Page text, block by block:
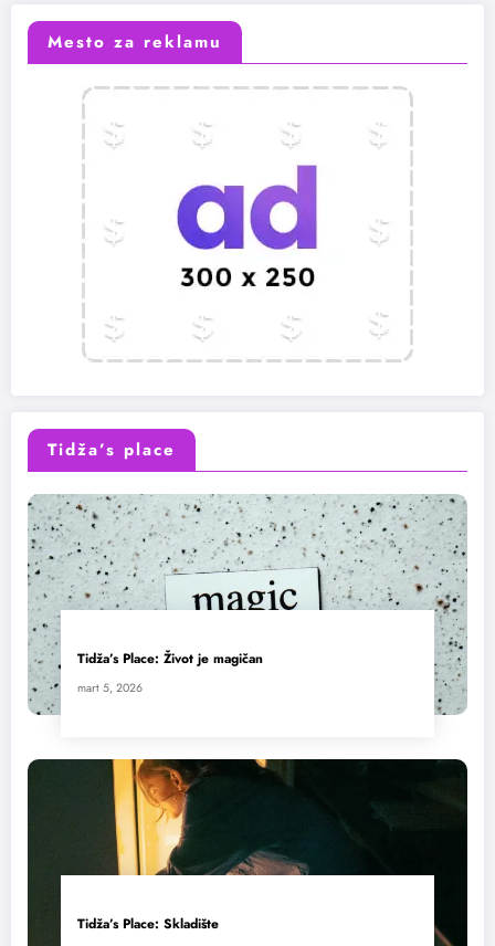
Mesto za reklamu
Tidža’s place
Tidža’s Place: Život je magičan
mart 5, 2026
Tidža’s Place: Skladište